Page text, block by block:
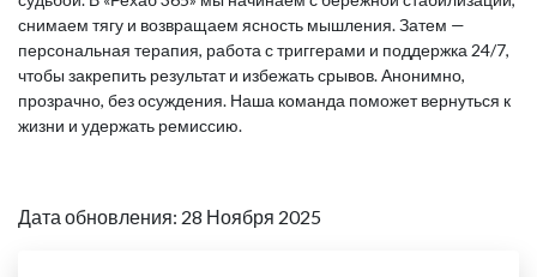
снимаем тягу и возвращаем ясность мышления. Затем —
персональная терапия, работа с триггерами и поддержка 24/7,
чтобы закрепить результат и избежать срывов. Анонимно,
прозрачно, без осуждения. Наша команда поможет вернуться к
жизни и удержать ремиссию.
Дата обновления: 28 Ноября 2025